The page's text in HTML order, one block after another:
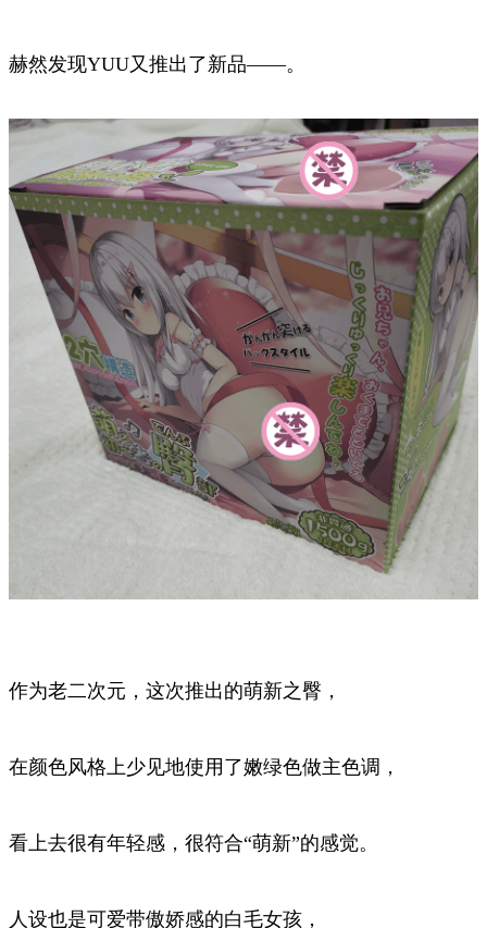
赫然发现YUU又推出了新品——。
作为老二次元，这次推出的萌新之臀，
在颜色风格上少见地使用了嫩绿色做主色调，
看上去很有年轻感，很符合“萌新”的感觉。
人设也是可爱带傲娇感的白毛女孩，